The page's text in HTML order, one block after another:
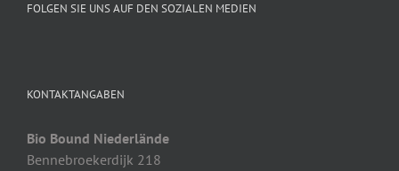
FOLGEN SIE UNS AUF DEN SOZIALEN MEDIEN
KONTAKTANGABEN
Bio Bound Niederlände
Bennebroekerdijk 218